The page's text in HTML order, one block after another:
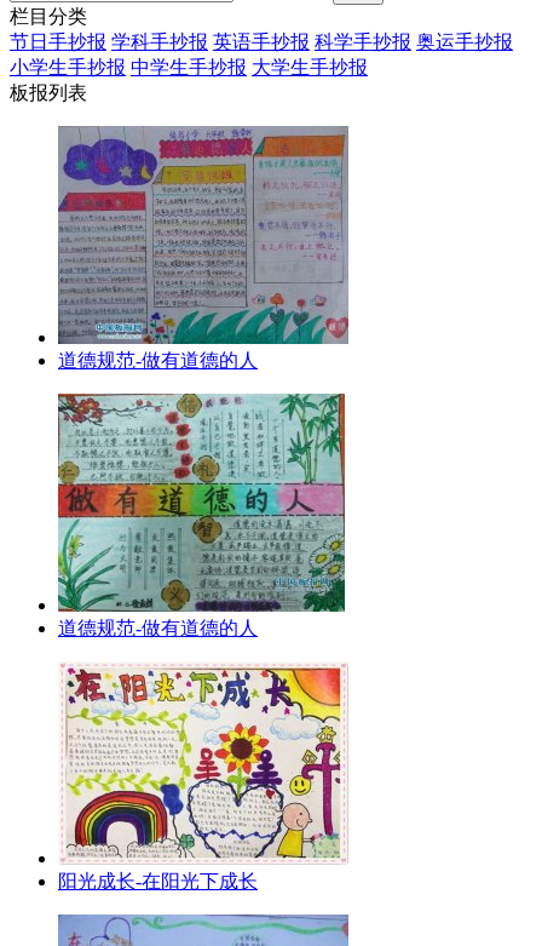
栏目分类
节日手抄报 学科手抄报 英语手抄报 科学手抄报 奥运手抄报
小学生手抄报 中学生手抄报 大学生手抄报
板报列表
道德规范-做有道德的人
道德规范-做有道德的人
阳光成长-在阳光下成长